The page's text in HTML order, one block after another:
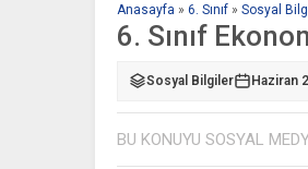
Anasayfa » 6. Sınıf » Sosyal
6. Sınıf
Sosyal Bilgiler Haziran
BU KONUYU SOSYAL